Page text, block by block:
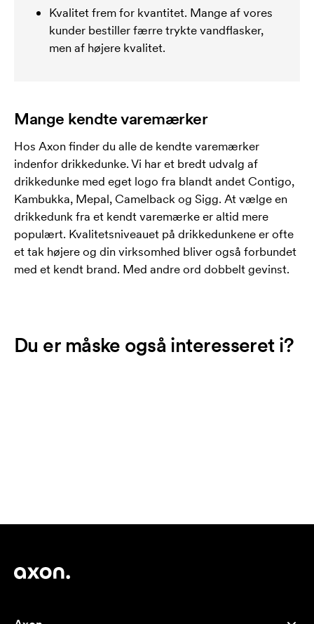
Kvalitet frem for kvantitet. Mange af vores
kunder bestiller færre trykte vandflasker,
men af ​​højere kvalitet.
Mange kendte varemærker
Hos Axon finder du alle de kendte varemærker
indenfor drikkedunke. Vi har et bredt udvalg af
drikkedunke med eget logo fra blandt andet Contigo,
Kambukka, Mepal, Camelback og Sigg. At vælge en
drikkedunk fra et kendt varemærke er altid mere
populært. Kvalitetsniveauet på drikkedunkene er ofte
et tak højere og din virksomhed bliver også forbundet
med et kendt brand. Med andre ord dobbelt gevinst.
Du er måske også interesseret i?